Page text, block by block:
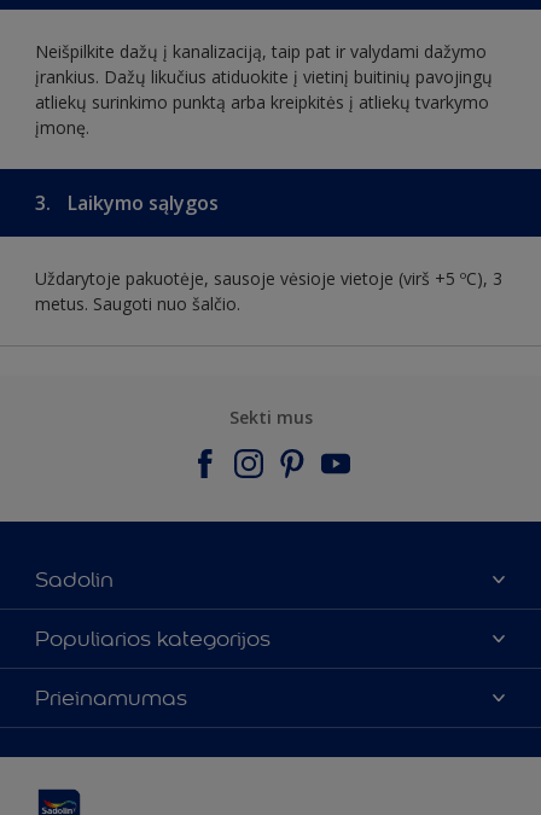
Neišpilkite dažų į kanalizaciją, taip pat ir valydami dažymo
įrankius. Dažų likučius atiduokite į vietinį buitinių pavojingų
atliekų surinkimo punktą arba kreipkitės į atliekų tvarkymo
įmonę.
3. Laikymo sąlygos
Uždarytoje pakuotėje, sausoje vėsioje vietoje (virš +5 ºC), 3
metus. Saugoti nuo šalčio.
Sekti mus
Sadolin
Apie mus
Susisiekti su mumis
Rasti parduotuvę
Populiarios kategorijos
Spalvos
Produktai
Įkvėpimas
Dekoravimo patarimai
Prieinamumas